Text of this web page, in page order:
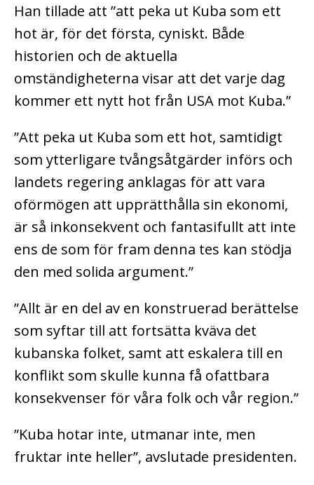
Han tillade att ”att peka ut Kuba som ett
hot är, för det första, cyniskt. Både
historien och de aktuella
omständigheterna visar att det varje dag
kommer ett nytt hot från USA mot Kuba.”
”Att peka ut Kuba som ett hot, samtidigt
som ytterligare tvångsåtgärder införs och
landets regering anklagas för att vara
oförmögen att upprätthålla sin ekonomi,
är så inkonsekvent och fantasifullt att inte
ens de som för fram denna tes kan stödja
den med solida argument.”
”Allt är en del av en konstruerad berättelse
som syftar till att fortsätta kväva det
kubanska folket, samt att eskalera till en
konflikt som skulle kunna få ofattbara
konsekvenser för våra folk och vår region.”
”Kuba hotar inte, utmanar inte, men
fruktar inte heller”, avslutade presidenten.